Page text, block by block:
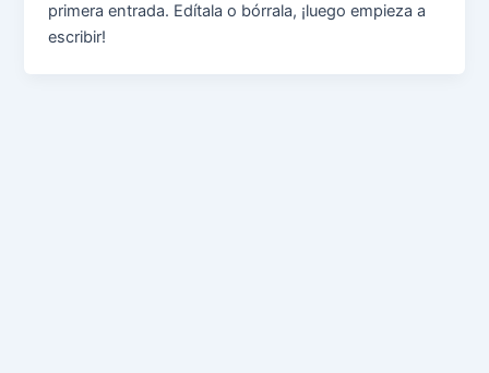
primera entrada. Edítala o bórrala, ¡luego empieza a
escribir!